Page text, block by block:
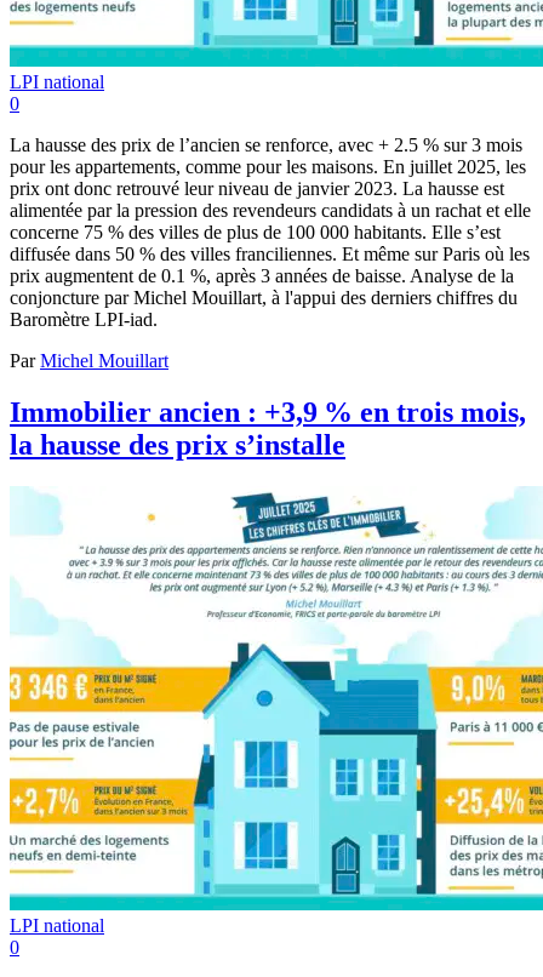
LPI national
0
La hausse des prix de l’ancien se renforce, avec + 2.5 % sur 3 mois
pour les appartements, comme pour les maisons. En juillet 2025, les
prix ont donc retrouvé leur niveau de janvier 2023. La hausse est
alimentée par la pression des revendeurs candidats à un rachat et elle
concerne 75 % des villes de plus de 100 000 habitants. Elle s’est
diffusée dans 50 % des villes franciliennes. Et même sur Paris où les
prix augmentent de 0.1 %, après 3 années de baisse. Analyse de la
conjoncture par Michel Mouillart, à l'appui des derniers chiffres du
Baromètre LPI-iad.
ParMichel Mouillart
Immobilier ancien : +3,9 % en trois mois,
la hausse des prix s’installe
LPI national
0